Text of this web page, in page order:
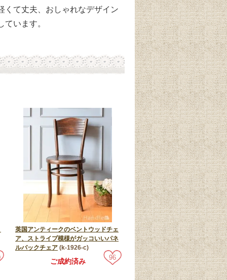
くて丈夫、おしゃれなデザイン
います。
英国アンティークのベントウッドチェ
ア、ストライプ模様がガッコいいパネ
ルバックチェア (k-1926-c)
ご成約済み 96